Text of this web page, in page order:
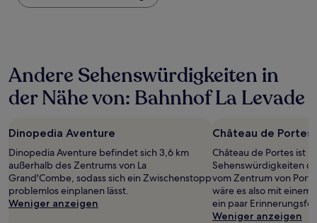
Nacht,
24 Stunden
für
einen
1 Übernachtung
von
2 Erwachsenen
gefunden
wurde.
Preise
und
Andere Sehenswürdigkeiten in
der Nähe von: Bahnhof La Levade
Dinopedia Aventure
Dinopedia Aventure befindet sich 3,6 km
außerhalb des Zentrums von La
Grand'Combe, sodass sich ein Zwischenstopp
problemlos einplanen lässt.
Weniger anzeigen
Château de Portes
Château de Portes ist
Sehenswürdigkeiten
vom Zentrum von
wäre es also mit einem
ein paar
Weniger anzeigen